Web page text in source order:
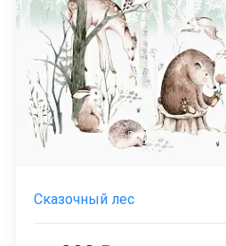
Сказочный лес